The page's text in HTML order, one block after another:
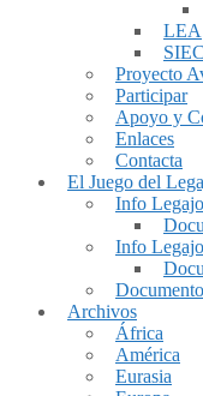
LEA
Proyecto
Participar
Apoyo y
Enlaces
Contacta
El Juego del
Info
Info
Archivos
África
América
Eurasia